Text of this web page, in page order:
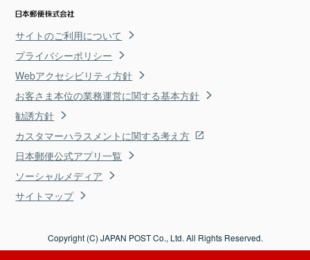
サイトのご利用について
プライバシーポリシー
Webアクセシビリティ方針
お客さま本位の業務運営に関する基本方針
勧誘方針
カスタマーハラスメントに関する考え方
日本郵便公式アプリ一覧
ソーシャルメディア
サイトマップ
Copyright (C) JAPAN POST Co., Ltd. All Rights Reserved.